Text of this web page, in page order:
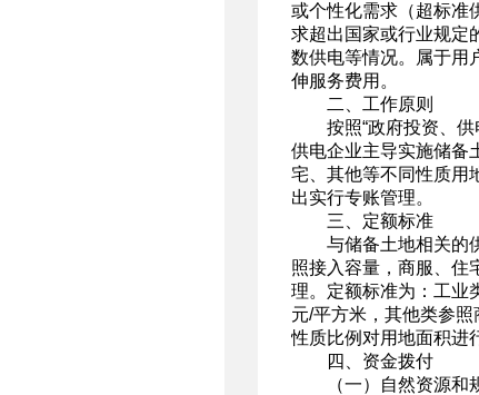
或个性化需求（超标准
求超出国家或行业规定
数供电等情况。属于用
伸服务费用。
二、工作原则
按照“政府投资、
供电企业主导实施储备
宅、其他等不同性质用
出实行专账管理。
三、定额标准
与储备土地相关的
照接入容量，商服、住
理。定额标准为：工业
元/平方米，其他类参
性质比例对用地面积进
四、资金拨付
（一）自然资源